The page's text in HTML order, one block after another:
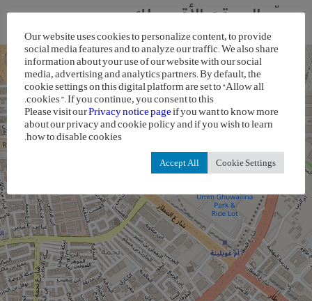
حدّد الموقع الأقرب لك
Our website uses cookies to personalize content, to provide
social media features and to analyze our traffic. We also share
information about your use of our website with our social
media, advertising and analytics partners. By default, the
cookie settings on this digital platform are set to “Allow all
cookies”. If you continue, you consent to this.
Please visit ourPrivacy notice pageif you want to know more
about our privacy and cookie policy and if you wish to learn
how to disable cookies.
Cookie Settings
Accept All